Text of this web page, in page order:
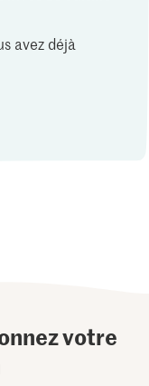
avez déjà
votre